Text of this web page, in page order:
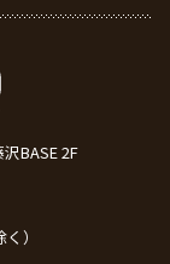
BASE 2F
）